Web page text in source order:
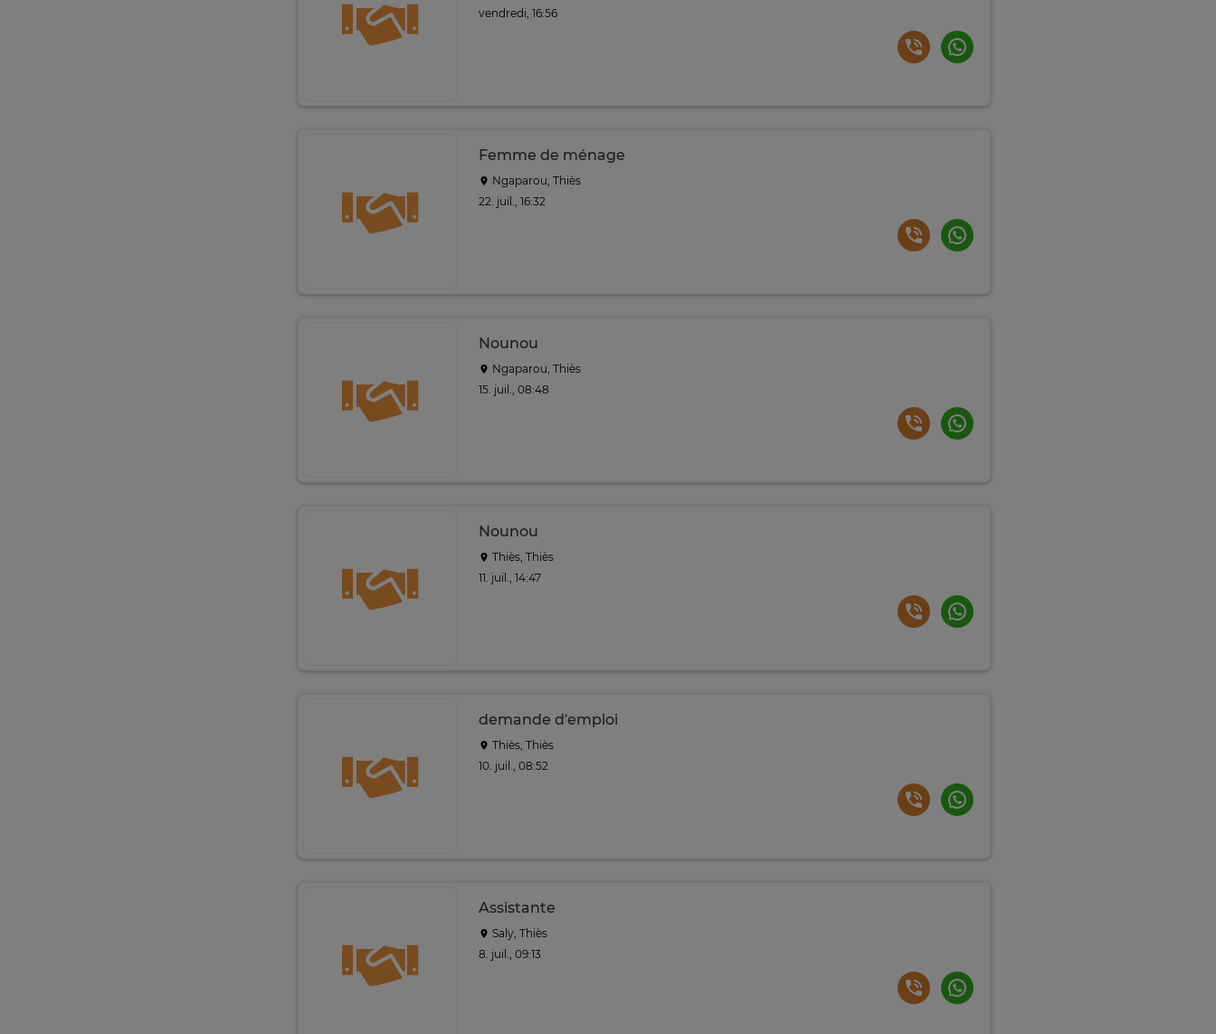
vendredi, 16:56
Femme de ménage
Ngaparou, Thiès
22. juil., 16:32
Nounou
Ngaparou, Thiès
15. juil., 08:48
Nounou
Thiès, Thiès
11. juil., 14:47
demande d’emploi
Thiès, Thiès
10. juil., 08:52
Assistante
Saly, Thiès
8. juil., 09:13